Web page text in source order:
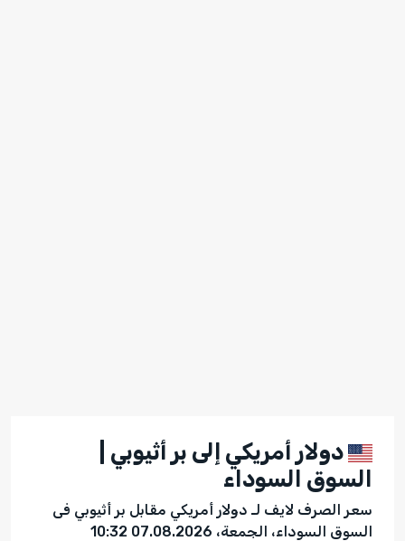
دولار أمريكي إلى بر أثيوبي |
السوق السوداء
سعر الصرف لايف لـ دولار أمريكي مقابل بر أثيوبي فى
السوق السوداء، الجمعة، 07.08.2026 10:32